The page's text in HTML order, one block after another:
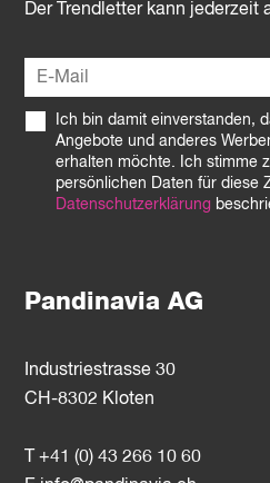
Pandinavia AG
Industriestrasse 30
CH-8302 Kloten
T +41 (0) 43 266 10 60
Der Trendletter kann jederzeit
Ich bin damit einverstanden,
Angebote und anderes
erhalten möchte. Ich stimme
persönlichen Daten für diese
Datenschutzerklärung